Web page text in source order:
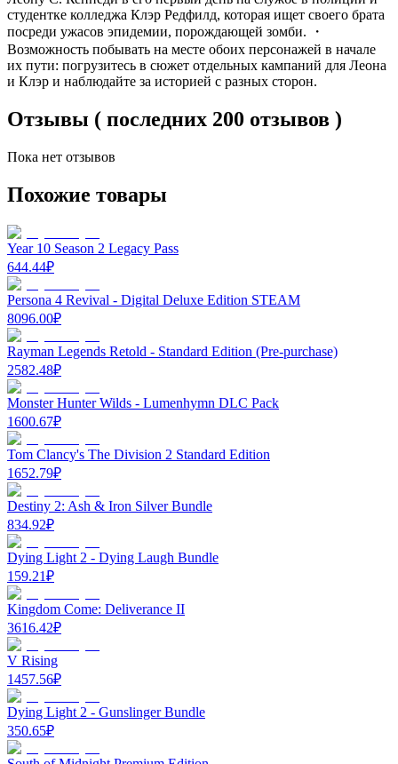
студентке колледжа Клэр Редфилд, которая ищет своего брата
посреди ужасов эпидемии, порождающей зомби. ・
Возможность побывать на месте обоих персонажей в начале
их пути: погрузитесь в сюжет отдельных кампаний для Леона
и Клэр и наблюдайте за историей с разных сторон.
Отзывы ( последних 200 отзывов )
Пока нет отзывов
Похожие товары
Year 10 Season 2 Legacy Pass
644.44₽
Persona 4 Revival - Digital Deluxe Edition STEAM
8096.00₽
Rayman Legends Retold - Standard Edition (Pre-purchase)
2582.48₽
Monster Hunter Wilds - Lumenhymn DLC Pack
1600.67₽
Tom Clancy's The Division 2 Standard Edition
1652.79₽
Destiny 2: Ash & Iron Silver Bundle
834.92₽
Dying Light 2 - Dying Laugh Bundle
159.21₽
Kingdom Come: Deliverance II
3616.42₽
V Rising
1457.56₽
Dying Light 2 - Gunslinger Bundle
350.65₽